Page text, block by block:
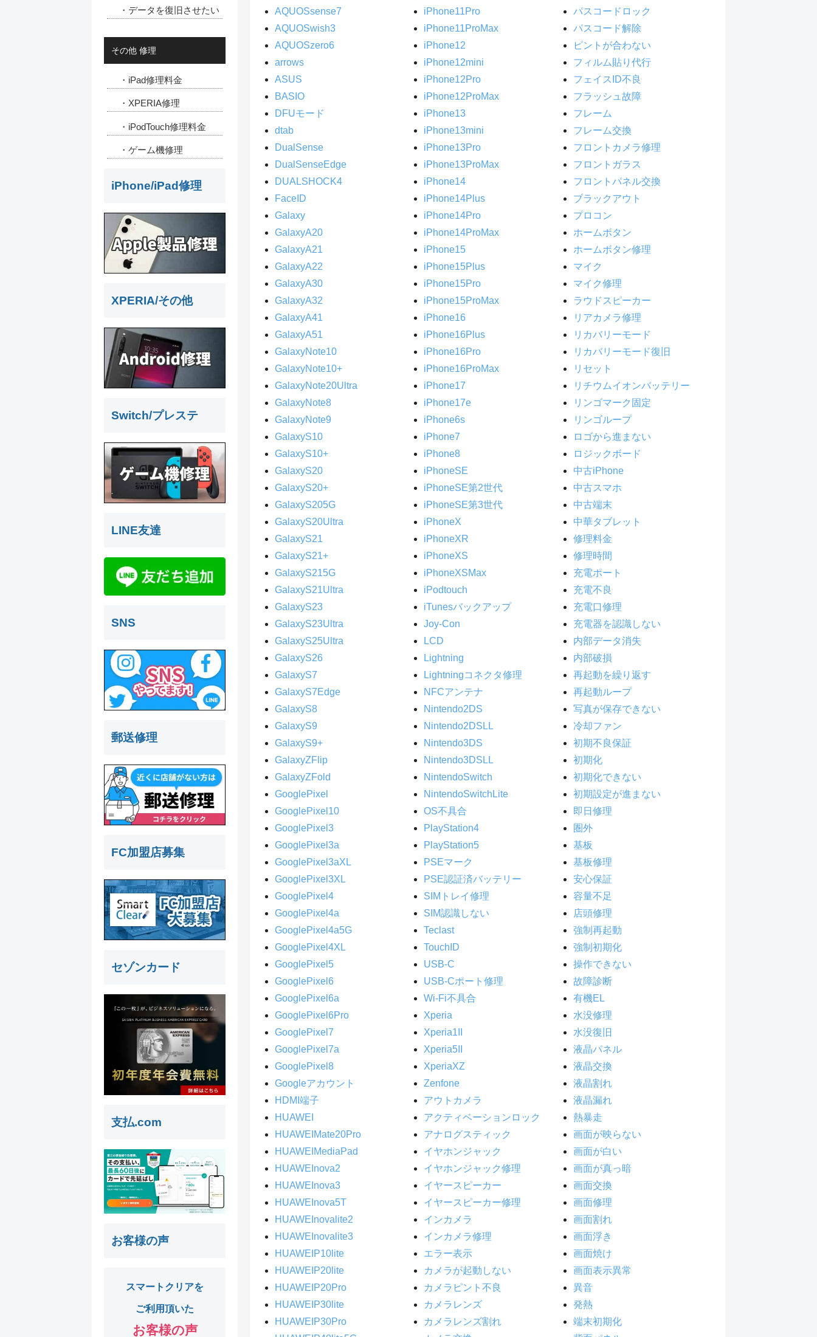
AQUOSsense7
AQUOSwish3
AQUOSzero6
arrows
ASUS
BASIO
DFUモード
dtab
DualSense
DualSenseEdge
DUALSHOCK4
FaceID
Galaxy
GalaxyA20
GalaxyA21
GalaxyA22
GalaxyA30
GalaxyA32
GalaxyA41
GalaxyA51
GalaxyNote10
GalaxyNote10+
GalaxyNote20Ultra
GalaxyNote8
GalaxyNote9
GalaxyS10
GalaxyS10+
GalaxyS20
GalaxyS20+
GalaxyS205G
GalaxyS20Ultra
GalaxyS21
GalaxyS21+
GalaxyS215G
GalaxyS21Ultra
GalaxyS23
GalaxyS23Ultra
GalaxyS25Ultra
GalaxyS26
GalaxyS7
GalaxyS7Edge
GalaxyS8
GalaxyS9
GalaxyS9+
GalaxyZFlip
GalaxyZFold
GooglePixel
GooglePixel10
GooglePixel3
GooglePixel3a
GooglePixel3aXL
GooglePixel3XL
GooglePixel4
GooglePixel4a
GooglePixel4a5G
GooglePixel4XL
GooglePixel5
GooglePixel6
GooglePixel6a
GooglePixel6Pro
GooglePixel7
GooglePixel7a
GooglePixel8
Googleアカウント
HDMI端子
HUAWEI
HUAWEIMate20Pro
HUAWEIMediaPad
HUAWEInova2
HUAWEInova3
HUAWEInova5T
HUAWEInovalite2
HUAWEInovalite3
HUAWEIP10lite
HUAWEIP20lite
HUAWEIP20Pro
HUAWEIP30lite
HUAWEIP30Pro
iPhone11Pro
iPhone11ProMax
iPhone12
iPhone12mini
iPhone12Pro
iPhone12ProMax
iPhone13
iPhone13mini
iPhone13Pro
iPhone13ProMax
iPhone14
iPhone14Plus
iPhone14Pro
iPhone14ProMax
iPhone15
iPhone15Plus
iPhone15Pro
iPhone15ProMax
iPhone16
iPhone16Plus
iPhone16Pro
iPhone16ProMax
iPhone17
iPhone17e
iPhone6s
iPhone7
iPhone8
iPhoneSE
iPhoneSE第2世代
iPhoneSE第3世代
iPhoneX
iPhoneXR
iPhoneXS
iPhoneXSMax
iPodtouch
iTunesバックアップ
Joy-Con
LCD
Lightning
Lightningコネクタ修理
NFCアンテナ
Nintendo2DS
Nintendo2DSLL
Nintendo3DS
Nintendo3DSLL
NintendoSwitch
NintendoSwitchLite
OS不具合
PlayStation4
PlayStation5
PSEマーク
PSE認証済バッテリー
SIMトレイ修理
SIM認識しない
Teclast
TouchID
USB-C
USB-Cポート修理
Wi-Fi不具合
Xperia
Xperia1II
Xperia5II
XperiaXZ
Zenfone
アウトカメラ
アクティベーションロック
アナログスティック
イヤホンジャック
イヤホンジャック修理
イヤースピーカー
イヤースピーカー修理
インカメラ
インカメラ修理
エラー表示
カメラが起動しない
カメラピント不良
カメラレンズ
カメラレンズ割れ
パスコードロック
パスコード解除
ピントが合わない
フィルム貼り代行
フェイスID不良
フラッシュ故障
フレーム
フレーム交換
フロントカメラ修理
フロントガラス
フロントパネル交換
ブラックアウト
プロコン
ホームボタン
ホームボタン修理
マイク
マイク修理
ラウドスピーカー
リアカメラ修理
リカバリーモード
リカバリーモード復旧
リセット
リチウムイオンバッテリー
リンゴマーク固定
リンゴループ
ロゴから進まない
ロジックボード
中古iPhone
中古スマホ
中古端末
中華タブレット
修理料金
修理時間
充電ポート
充電不良
充電口修理
充電器を認識しない
内部データ消失
内部破損
再起動を繰り返す
再起動ループ
写真が保存できない
冷却ファン
初期不良保証
初期化
初期化できない
初期設定が進まない
即日修理
圏外
基板
基板修理
安心保証
容量不足
店頭修理
強制再起動
強制初期化
操作できない
故障診断
有機EL
水没修理
水没復旧
液晶パネル
液晶交換
液晶割れ
液晶漏れ
熱暴走
画面が映らない
画面が白い
画面が真っ暗
画面交換
画面修理
画面割れ
画面浮き
画面焼け
画面表示異常
異音
発熱
端末初期化
・データを復旧させたい
その他 修理
・iPad修理料金
・XPERIA修理
・iPodTouch修理料金
・ゲーム機修理
iPhone/iPad修理
XPERIA/その他
Switch/プレステ
LINE友達
SNS
郵送修理
FC加盟店募集
セゾンカード
支払.com
お客様の声
スマートクリアを
ご利用頂いた
お客様の声